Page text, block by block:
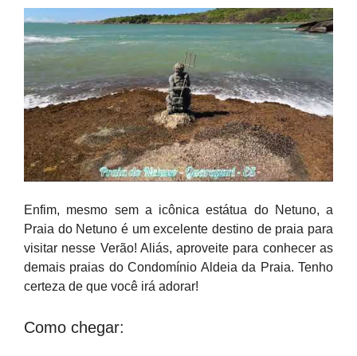
Enfim, mesmo sem a icônica estátua do Netuno, a
Praia do Netuno é um excelente destino de praia para
visitar nesse Verão! Aliás, aproveite para conhecer as
demais praias do Condomínio Aldeia da Praia. Tenho
certeza de que você irá adorar!
Como chegar: